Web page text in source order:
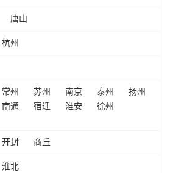
唐山
杭州
常州 苏州 南京 泰州
扬州
南通 宿迁 淮安
徐州
开封 商丘
淮北